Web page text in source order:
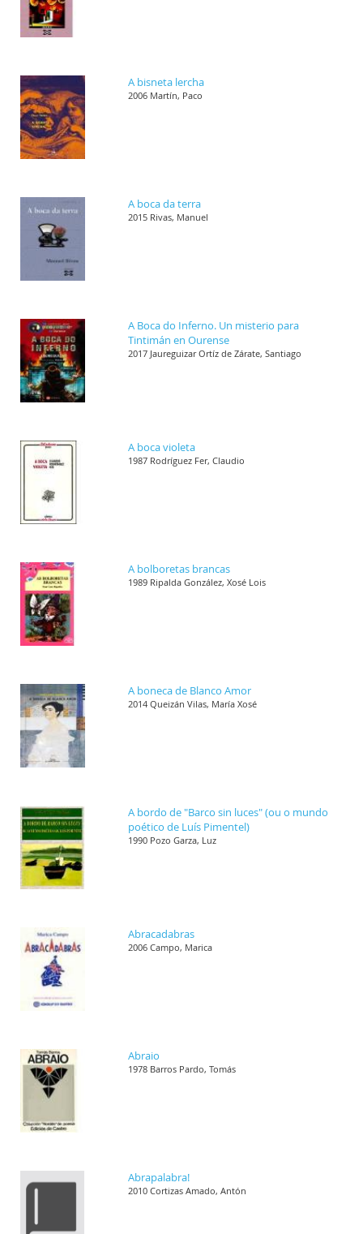
A bisneta lercha
2006 Martín, Paco
A boca da terra
2015 Rivas, Manuel
A Boca do Inferno. Un misterio para
Tintimán en Ourense
2017 Jaureguizar Ortíz de Zárate, Santiago
A boca violeta
1987 Rodríguez Fer, Claudio
A bolboretas brancas
1989 Ripalda González, Xosé Lois
A boneca de Blanco Amor
2014 Queizán Vilas, María Xosé
A bordo de "Barco sin luces" (ou o mundo
poético de Luís Pimentel)
1990 Pozo Garza, Luz
Abracadabras
2006 Campo, Marica
Abraio
1978 Barros Pardo, Tomás
Abrapalabra!
2010 Cortizas Amado, Antón